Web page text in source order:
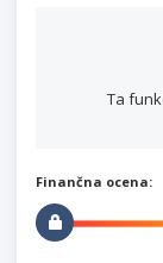
Ta
Finančna ocena: